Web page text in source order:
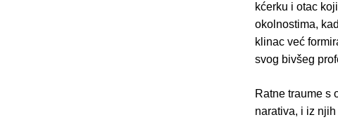
kćerku i otac
okolnostima,
klinac već
svog bivšeg
Ratne traume s
narativa, i iz